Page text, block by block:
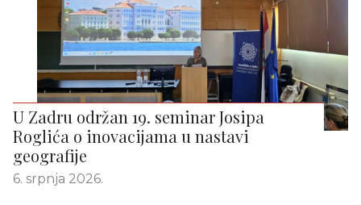
U Zadru održan 19. seminar Josipa
Roglića o inovacijama u nastavi
geografije
6. srpnja 2026.